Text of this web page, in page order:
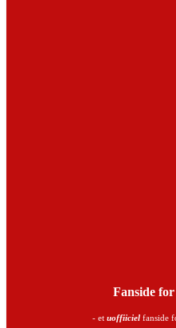
Fanside
- et uoffiiciel fanside